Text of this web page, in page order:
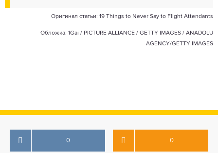
Оригинал статьи: 19 Things to Never Say to Flight Attendants
Обложка: 1Gai / PICTURE ALLIANCE / GETTY IMAGES / ANADOLU
AGENCY/GETTY IMAGES
0 0